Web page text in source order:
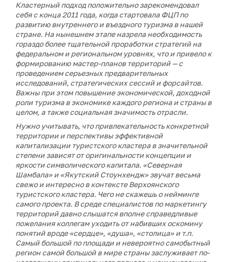
Кластерный подход положительно зарекомендовал
себя с конца 2011 года, когда стартовала ФЦП по
развитию внутреннего и въездного туризма в нашей
стране. На нынешнем этапе назрела необходимость
гораздо более тщательной проработки стратегий на
федеральном и региональном уровнях, что и привело к
формированию мастер-планов территорий — с
проведением серьезных предварительных
исследований, стратегических сессий и форсайтов.
Важны при этом повышение экономической, доходной
роли туризма в экономике каждого региона и страны в
целом, а также социальная значимость отрасли.
Нужно учитывать, что привлекательность конкретной
территории и перспективы эффективной
капитализации туристского кластера в значительной
степени зависят от оригинальности концепции и
яркости символического капитала. «Северная
Шамбала» и «Якутский Стоунхендж» звучат весьма
свежо и интересно в контексте Верхоянского
туристского кластера. Чего не скажешь о нейминге
самого проекта. В среде специалистов по маркетингу
территорий давно слышатся вполне справедливые
пожелания коллегам уходить от набивших оскомину
понятий вроде «сердце», «душа», «столица» и т.п.
Самый большой по площади и невероятно самобытный
регион самой большой в мире страны заслуживает по-